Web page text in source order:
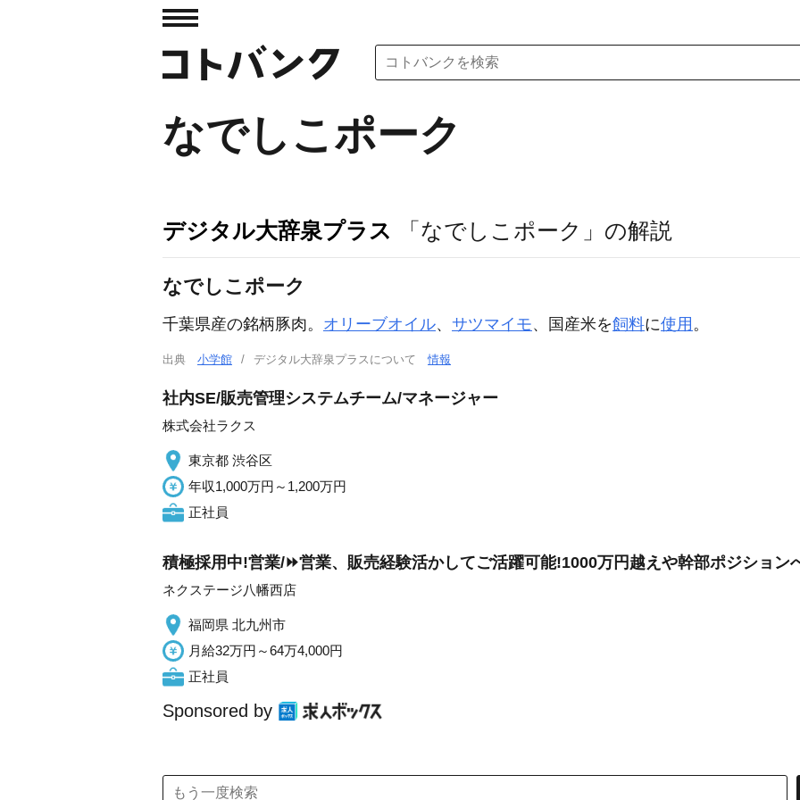
なでしこポーク
デジタル大辞泉プラス 「なでしこポーク」の解説
なでしこポーク
千葉県産の銘柄豚肉。 オリーブオイル、 サツマイモ、国産米を飼料に使用 。
出典 小学館 デジタル大辞泉プラスについて情報
社内SE/販売管理システムチーム/マネージャー
株式会社ラクス
東京都 渋谷区
年収1,000万円～1,200万円
正社員
積極採用中!営業/⏩️営業、販売経験活かしてご活躍可能!1000万円越えや幹部ポジション
ネクステージ八幡西店
福岡県 北九州市
月給32万円～64万4,000円
正社員
Sponsored by